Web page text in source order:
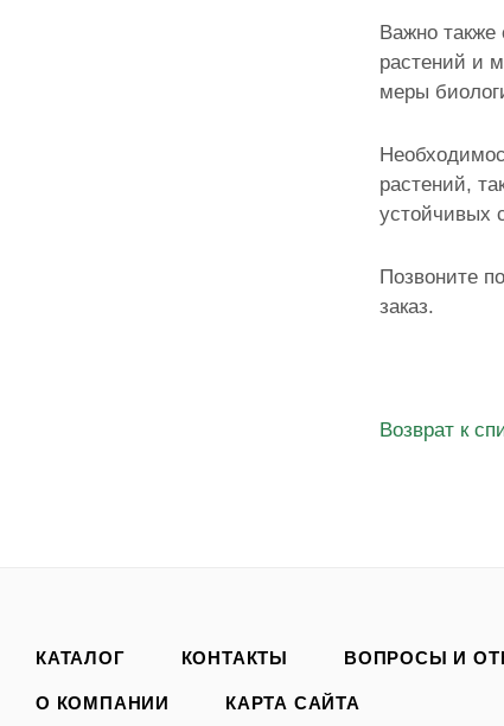
Важно также
растений и
меры
растений,
устойчивых
Позвоните
заказ.
Возврат к
КАТАЛОГ КОНТАКТЫ ВОПРОСЫ И
О КОМПАНИИ КАРТА САЙТА